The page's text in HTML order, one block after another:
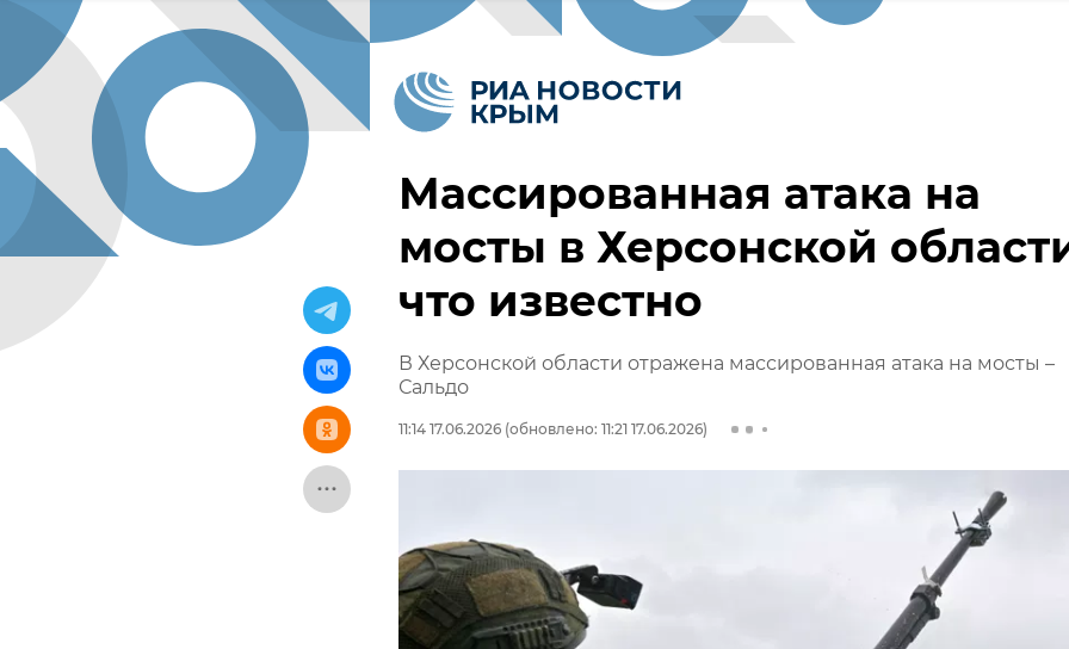
Массированная атака на
мосты в Херсонской
что известно
В Херсонской области отражена массированная атака на мосты –
Сальдо
11:14 17.06.2026 (обновлено: 11:21 17.06.2026)